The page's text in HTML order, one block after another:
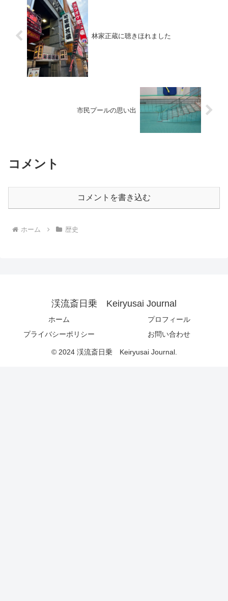
林家正蔵に聴きほれました
市民プールの思い出
コメント
コメントを書き込む
ホーム 歴史
渓流斎日乗 Keiryusai Journal
ホーム
プロフィール
プライバシーポリシー
お問い合わせ
© 2024 渓流斎日乗 Keiryusai Journal.